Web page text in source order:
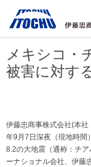
メキシコ・
被害に対す
伊藤忠商事株式会社(本
年9月7日深夜（現地時間
8.2の大地震（通称：チ
ーナショナル会社、伊藤